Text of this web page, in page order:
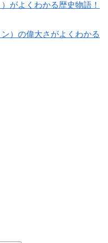
がよくわかる歴史物語！
）の偉大さがよくわかる